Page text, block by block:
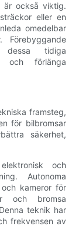
är också viktig.
eller en
omedelbar
Förebyggande
dessa tidiga
och förlänga
framsteg,
för bilbromsar
säkerhet,
och
Autonoma
och kameror för
och bromsa
teknik har
frekvensen av